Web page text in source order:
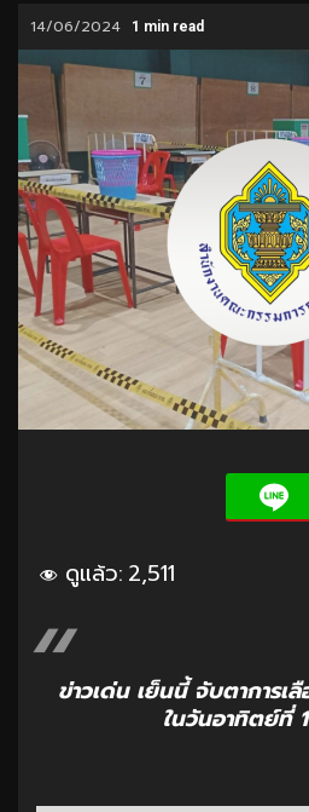
14/06/2024 1 min read
ดูแล้ว: 2,511
ข่าวเด่น เย็นนี้ จับตาการเ
ในวันอาทิตย์ที่